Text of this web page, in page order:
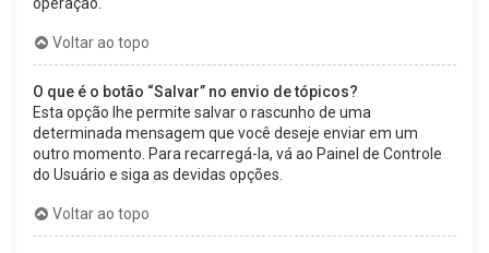
operação.
Voltar ao topo
O que é o botão “Salvar” no envio de tópicos?
Esta opção lhe permite salvar o rascunho de uma
determinada mensagem que você deseje enviar em um
outro momento. Para recarregá-la, vá ao Painel de Controle
do Usuário e siga as devidas opções.
Voltar ao topo